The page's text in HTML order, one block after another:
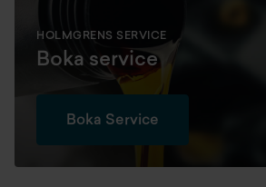
HOLMGRENS SERVICE
Boka service
Boka Service